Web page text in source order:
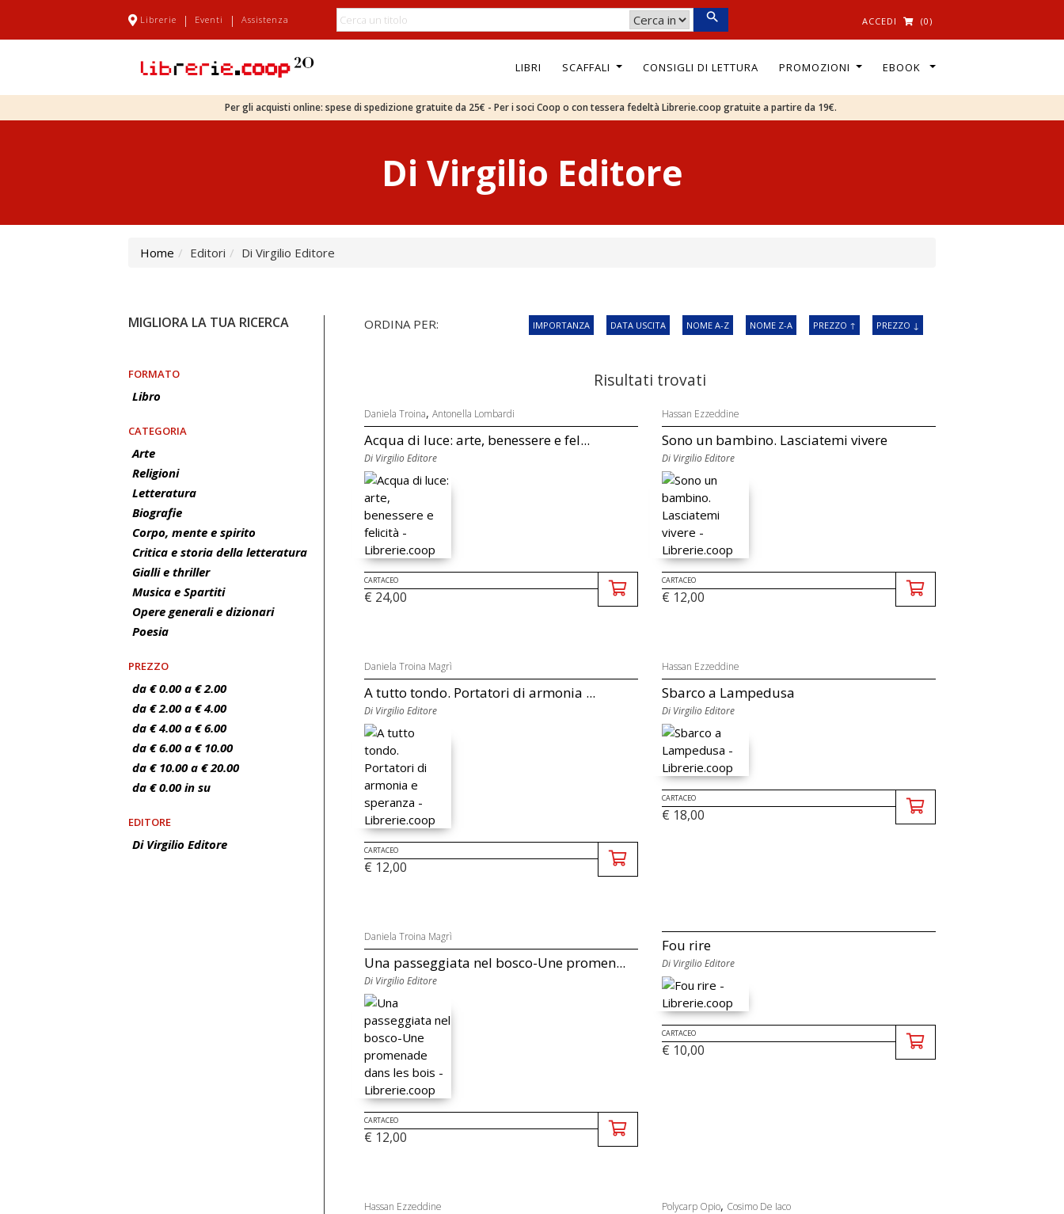
Librerie | Eventi | Assistenza ACCEDI (0)
LIBRI SCAFFALI CONSIGLI DI LETTURA PROMOZIONI EBOOK
Per gli acquisti online: spese di spedizione gratuite da 25€ - Per i soci Coop o con tessera fedeltà Librerie.coop gratuite a partire da 19€.
Di Virgilio Editore
Home Editori Di Virgilio Editore
MIGLIORA LA TUA RICERCA
FORMATO
Libro
CATEGORIA
Arte
Religioni
Letteratura
Biografie
Corpo, mente e spirito
Critica e storia della letteratura
Gialli e thriller
Musica e Spartiti
Opere generali e dizionari
Poesia
PREZZO
da € 0.00 a € 2.00
da € 2.00 a € 4.00
da € 4.00 a € 6.00
da € 6.00 a € 10.00
da € 10.00 a € 20.00
da € 0.00 in su
EDITORE
Di Virgilio Editore
ORDINA PER: IMPORTANZA DATA USCITA NOME A-Z NOME Z-A PREZZO ↑ PREZZO ↓
Risultati trovati
Daniela Troina, Antonella Lombardi
Acqua di luce: arte, benessere e fel...
Di Virgilio Editore
CARTACEO
€ 24,00
Hassan Ezzeddine
Sono un bambino. Lasciatemi vivere
Di Virgilio Editore
CARTACEO
€ 12,00
Daniela Troina Magrì
A tutto tondo. Portatori di armonia ...
Di Virgilio Editore
CARTACEO
€ 12,00
Hassan Ezzeddine
Sbarco a Lampedusa
Di Virgilio Editore
CARTACEO
€ 18,00
Daniela Troina Magrì
Una passeggiata nel bosco-Une promen...
Di Virgilio Editore
CARTACEO
€ 12,00
Fou rire
Di Virgilio Editore
CARTACEO
€ 10,00
Hassan Ezzeddine Polycarp Opio, Cosimo De Iaco